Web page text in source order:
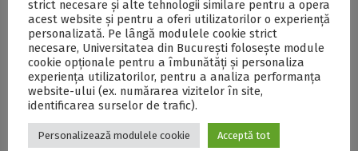
Secțiunea de Științe
Umaniste a ICUB
Umaniste a ICUB
Masă rotundă cu
tema ”The twelfth
century: birth of the
modern state?” la
Lunchtime seminar
cu tema ”Sixteenth-
century European
Herbaria. Location,
strict necesare și alte tehnologii similare pentru a opera
acest website și pentru a oferi utilizatorilor o experiență
personalizată. Pe lângă modulele cookie strict
necesare, Universitatea din București folosește module
cookie opționale pentru a îmbunătăți și personaliza
experiența utilizatorilor, pentru a analiza performanța
website-ului (ex. numărarea vizitelor în site,
identificarea surselor de trafic).
Personalizează modulele cookie Acceptă tot